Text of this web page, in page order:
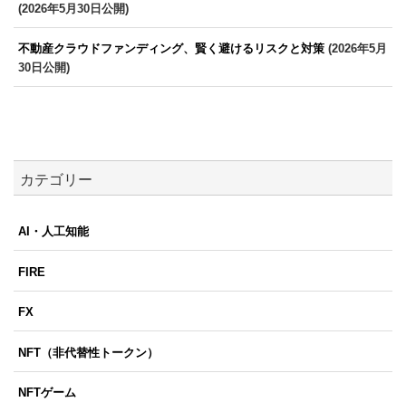
(2026年5月30日公開)
不動産クラウドファンディング、賢く避けるリスクと対策 (2026年5月
30日公開)
カテゴリー
AI・人工知能
FIRE
FX
NFT（非代替性トークン）
NFTゲーム